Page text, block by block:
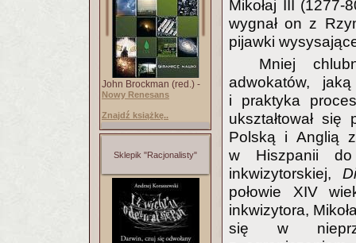
John Brockman (red.) -
Nowy Renesans
Znajdź książkę..
Sklepik "Racjonalisty"
Mikołaj III
wygnał on z
pijawki
Mniej
adwokatów,
i praktyka
ukształtował
Polską i Anglią
w Hiszpanii do
inkwizytorskiej,
połowie XIV
inkwizytora,
się w